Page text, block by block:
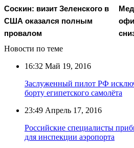
Соскин: визит Зеленского в
США оказался полным
провалом
Новости по теме
16:32 Май 19, 2016
Заслуженный пилот РФ
борту египетского самолёта
23:49 Апрель 17, 2016
Российские специалисты
для инспекции аэропорта